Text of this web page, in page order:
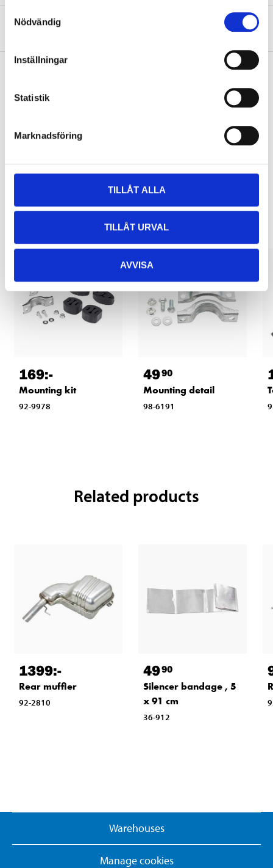
Nödvändig
Inställningar
Statistik
Marknadsföring
TILLÅT ALLA
TILLÅT URVAL
AVVISA
About the manufacturer
Other customers also bought
169:-
Mounting kit
92-9978
4990
Mounting detail
98-6191
Related products
1399:-
Rear muffler
92-2810
4990
Silencer bandage , 5
x 91 cm
36-912
Warehouses
Manage cookies